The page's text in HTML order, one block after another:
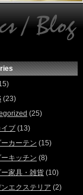
(23)
(25)
イブ (13)
カーテン (15)
キッチン (8)
家具・雑貨 (10)
エクステリア (2)